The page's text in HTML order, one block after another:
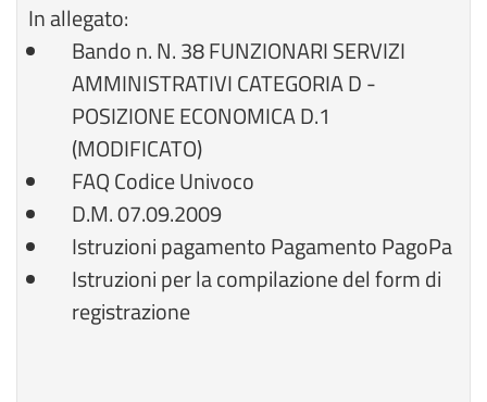
In allegato:
Bando n. N. 38 FUNZIONARI SERVIZI
AMMINISTRATIVI CATEGORIA D -
POSIZIONE ECONOMICA D.1
(MODIFICATO)
FAQ Codice Univoco
D.M. 07.09.2009
Istruzioni pagamento Pagamento PagoPa
Istruzioni per la compilazione del form di
registrazione